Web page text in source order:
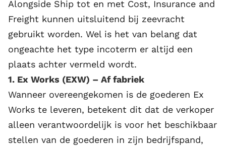
Alongside Ship tot en met Cost, Insurance and
Freight kunnen uitsluitend bij zeevracht
gebruikt worden. Wel is het van belang dat
ongeachte het type incoterm er altijd een
plaats achter vermeld wordt.
1. Ex Works (EXW) – Af fabriek
Wanneer overeengekomen is de goederen Ex
Works te leveren, betekent dit dat de verkoper
alleen verantwoordelijk is voor het beschikbaar
stellen van de goederen in zijn bedrijfspand,